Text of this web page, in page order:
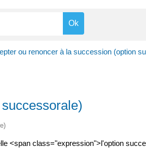
ou renoncer à la succession (option
<span class="expression">l'option